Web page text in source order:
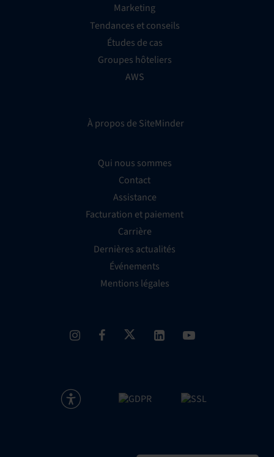
Marketing
Tendances et conseils
Études de cas
Groupes hôteliers
AWS
À propos de SiteMinder
Qui nous sommes
Contact
Assistance
Facturation et paiement
Carrière
Dernières actualités
Événements
Mentions légales